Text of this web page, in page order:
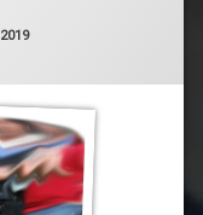
Kategorie:
2019